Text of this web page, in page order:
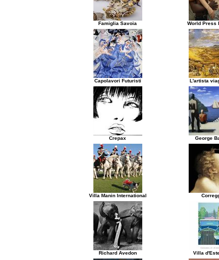
Famiglia Savoia World Press
Capolavori Futuristi L'artista
Crepax George
Villa Manin International
Richard Avedon Villa